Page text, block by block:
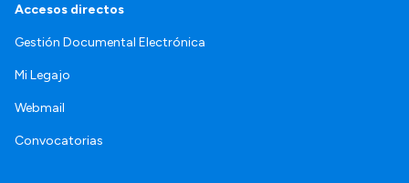
Accesos directos
Gestión Documental Electrónica
Mi Legajo
Webmail
Convocatorias